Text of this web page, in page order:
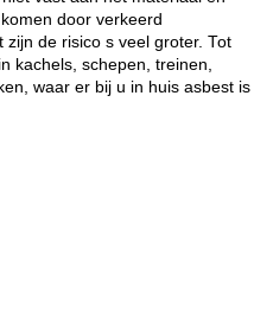
door verkeerd
de risico s veel groter. Tot
kachels, schepen, treinen,
waar er bij u in huis asbest is